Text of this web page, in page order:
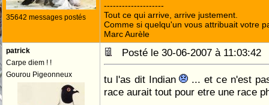
35642 messages postés
--------------------
Tout ce qui arrive, arrive justement.
Comme si quelqu'un vous attribuait votre
Marc Aurèle
patrick
Carpe diem ! !
Gourou Pigeonneux
Posté le 30-06-2007 à
tu l'as dit Indian
... et ce n'est
race aurait tout pour etre une race